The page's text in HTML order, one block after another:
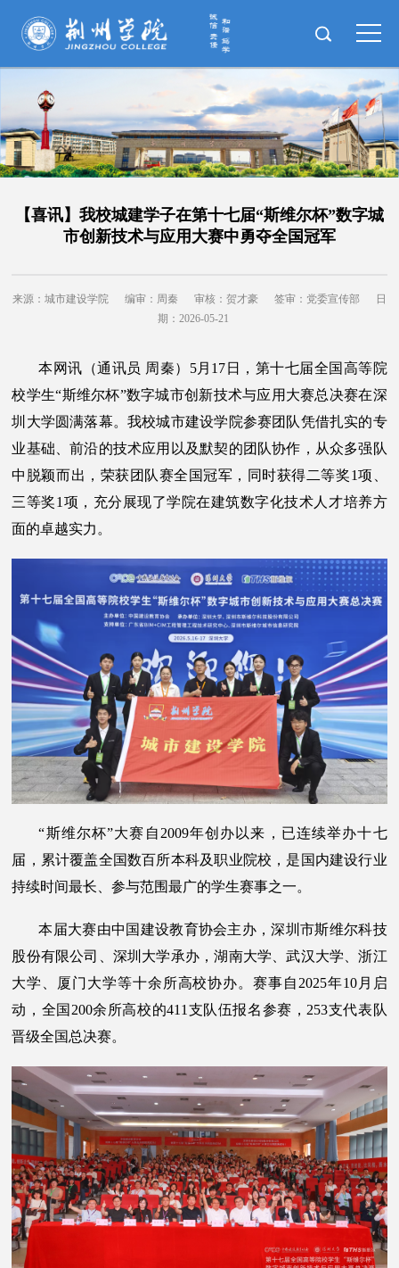
【喜讯】我校城建学子在第十七届“斯维尔杯”数字城
市创新技术与应用大赛中勇夺全国冠军
来源：城市建设学院 编审：周秦 审核：贺才豪 签审：党委宣传部
日
期：2026-05-21
本网讯（通讯员 周秦）5月17日，第十七届全国高等院
校学生“斯维尔杯”数字城市创新技术与应用大赛总决赛在深
圳大学圆满落幕。我校城市建设学院参赛团队凭借扎实的专
业基础、前沿的技术应用以及默契的团队协作，从众多强队
中脱颖而出，荣获团队赛全国冠军，同时获得二等奖1项、
三等奖1项，充分展现了学院在建筑数字化技术人才培养方
面的卓越实力。
“斯维尔杯”大赛自2009年创办以来，已连续举办十七
届，累计覆盖全国数百所本科及职业院校，是国内建设行业
持续时间最长、参与范围最广的学生赛事之一。
本届大赛由中国建设教育协会主办，深圳市斯维尔科技
股份有限公司、深圳大学承办，湖南大学、武汉大学、浙江
大学、厦门大学等十余所高校协办。赛事自2025年10月启
动，全国200余所高校的411支队伍报名参赛，253支代表队
晋级全国总决赛。